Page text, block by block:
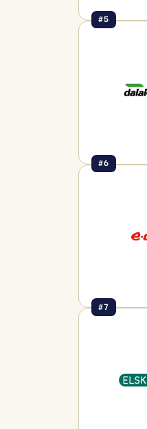
#5
#6
#7